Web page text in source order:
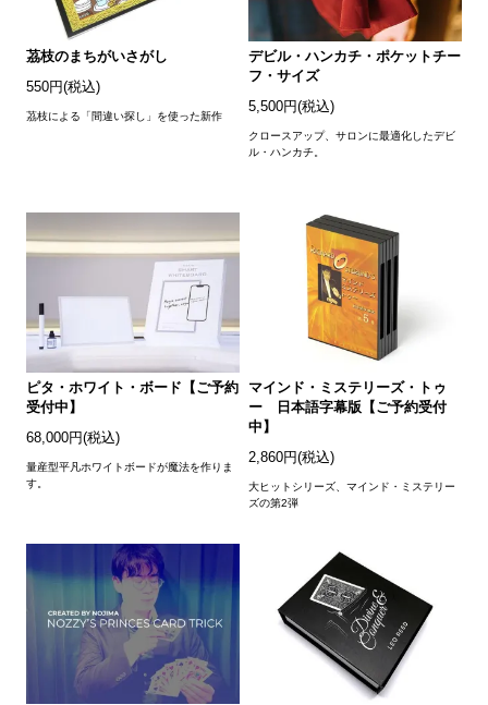
茘枝のまちがいさがし
550円(税込)
茘枝による「間違い探し」を使った新作
デビル・ハンカチ・ポケットチー
フ・サイズ
5,500円(税込)
クロースアップ、サロンに最適化したデビ
ル・ハンカチ。
ピタ・ホワイト・ボード【ご予約
受付中】
68,000円(税込)
量産型平凡ホワイトボードが魔法を作りま
す。
マインド・ミステリーズ・トゥ
ー 日本語字幕版【ご予約受付
中】
2,860円(税込)
大ヒットシリーズ、マインド・ミステリー
ズの第2弾